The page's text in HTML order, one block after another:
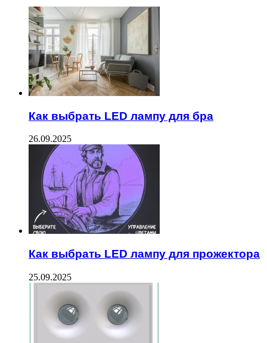
Как выбрать LED лампу для бра
26.09.2025
Как выбрать LED лампу для прожектора
25.09.2025